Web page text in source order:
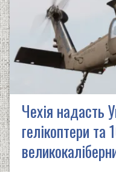
Чехія надасть
гелікоптери та